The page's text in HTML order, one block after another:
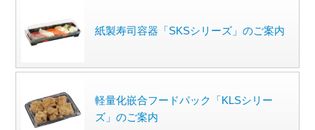
紙製寿司容器「SKSシリーズ」のご案内
軽量化嵌合フードパック「KLSシリー
ズ」のご案内